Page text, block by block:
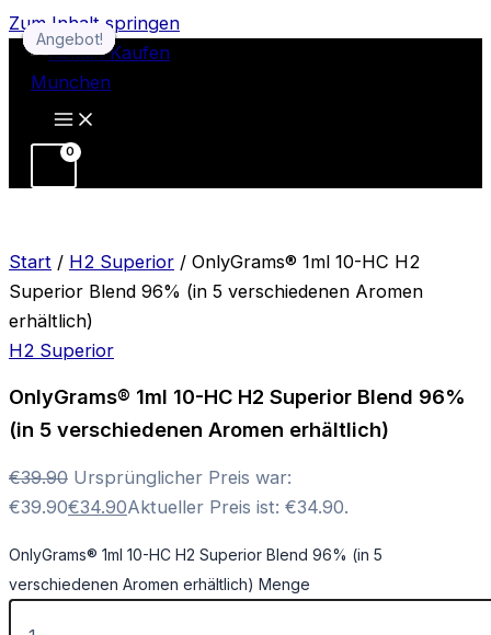
Zum Inhalt springen
Angebot!
Start / H2 Superior / OnlyGrams® 1ml 10-HC H2
Superior Blend 96% (in 5 verschiedenen Aromen
erhältlich)
H2 Superior
OnlyGrams® 1ml 10-HC H2 Superior Blend 96%
(in 5 verschiedenen Aromen erhältlich)
€39.90 Ursprünglicher Preis war:
€39.90€34.90Aktueller Preis ist: €34.90.
OnlyGrams® 1ml 10-HC H2 Superior Blend 96% (in 5
verschiedenen Aromen erhältlich) Menge
Angebot!
Angebot!
Angebot!
Angebot!
Angebot!
Angebot!
Angebot!
Angebot!